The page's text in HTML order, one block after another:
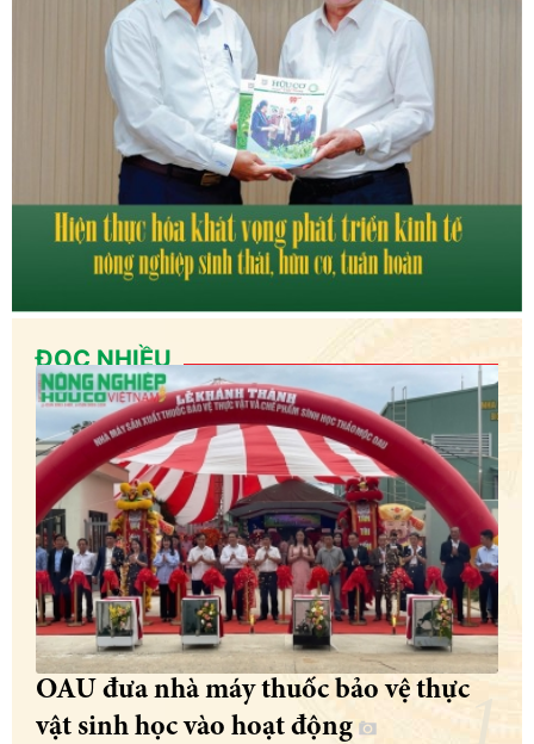
ĐỌC NHIỀU
OAU đưa nhà máy thuốc bảo vệ thực
vật sinh học vào hoạt động